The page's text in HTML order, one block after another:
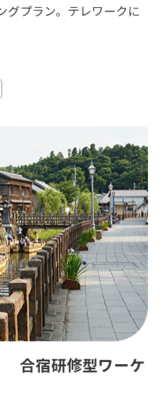
グプラン。テレワークに
合宿研修型ワーケ